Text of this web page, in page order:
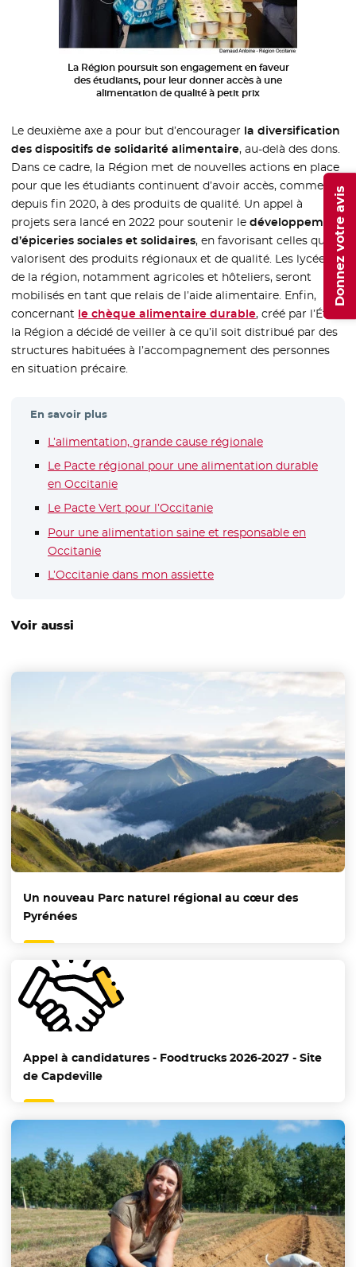
La Région poursuit son engagement en faveur
des étudiants, pour leur donner accès à une
alimentation de qualité à petit prix
Le deuxième axe a pour but d’encourager la diversification
des dispositifs de solidarité alimentaire, au-delà des dons.
Dans ce cadre, la Région met de nouvelles actions en place
pour que les étudiants continuent d’avoir accès, comme
depuis fin 2020, à des produits de qualité. Un appel à
projets sera lancé en 2022 pour soutenir le développement
d’épiceries sociales et solidaires, en favorisant celles qui
valorisent des produits régionaux et de qualité. Les lycées
de la région, notamment agricoles et hôteliers, seront
mobilisés en tant que relais de l’aide alimentaire. Enfin,
concernant le chèque alimentaire durable- Nouvelle
, créé par l’État,
la Région a décidé de veiller à ce qu’il soit distribué par des
structures habituées à l’accompagnement des personnes
en situation précaire.
En savoir plus
L’alimentation, grande cause régionale
Le Pacte régional pour une alimentation durable
en Occitanie
Le Pacte Vert pour l’Occitanie
Pour une alimentation saine et responsable en
Occitanie
L’Occitanie dans mon assiette
Voir aussi
Un nouveau Parc naturel régional au cœur des
Pyrénées
Appel à candidatures - Foodtrucks 2026-2027 - Site
de Capdeville
Donnez votre avis